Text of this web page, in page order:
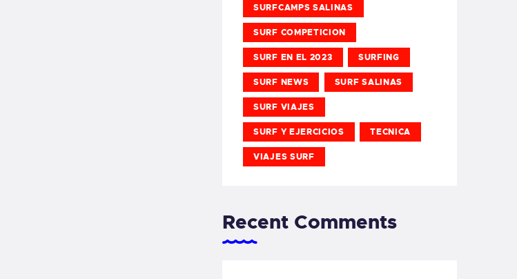
SURFCAMPS SALINAS
SURF COMPETICION
SURF EN EL 2023 SURFING
SURF NEWS SURF SALINAS
SURF VIAJES
SURF Y EJERCICIOS TECNICA
VIAJES SURF
Recent Comments